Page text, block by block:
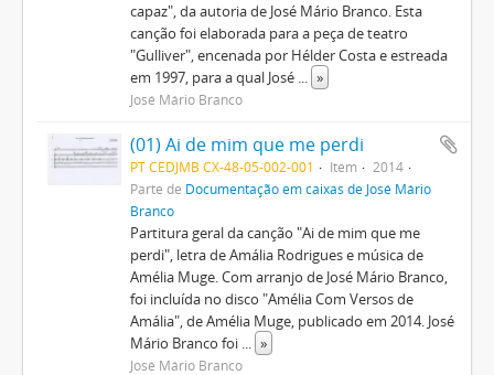
capaz", da autoria de José Mário Branco. Esta
canção foi elaborada para a peça de teatro
"Gulliver", encenada por Hélder Costa e estreada
em 1997, para a qual José ... »
José Mário Branco
(01) Ai de mim que me perdi
PT CEDJMB CX-48-05-002-001 Item
2014
Parte de Documentação em caixas de José Mário
Branco
Partitura geral da canção "Ai de mim que me
perdi", letra de Amália Rodrigues e música de
Amélia Muge. Com arranjo de José Mário Branco,
foi incluída no disco "Amélia Com Versos de
Amália", de Amélia Muge, publicado em 2014. José
Mário Branco foi ... »
José Mário Branco